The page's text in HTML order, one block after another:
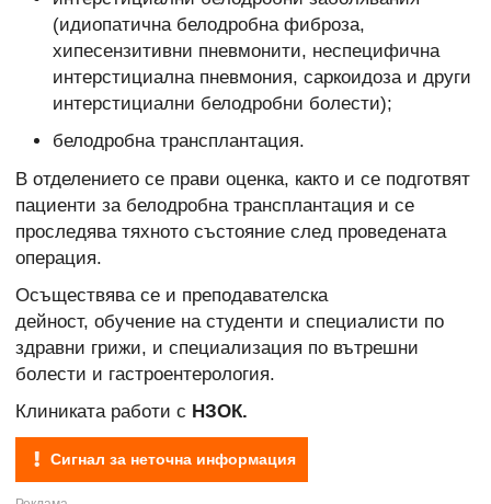
(идиопатична белодробна фиброза,
хипесензитивни пневмонити, неспецифична
интерстициална пневмония, саркоидоза и други
интерстициални белодробни болести);
белодробна трансплантация.
В отделението се прави оценка, както и се подготвят
пациенти за белодробна трансплантация и се
проследява тяхното състояние след проведената
операция.
Осъществява се и преподавателска
дейност, обучение на студенти и специалисти по
здравни грижи, и специализация по вътрешни
болести и гастроентерология.
Клиниката работи с НЗОК.
Сигнал за неточна информация